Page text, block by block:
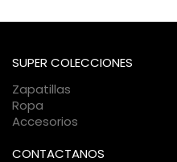
comercio electrónico,
SUPER COLECCIONES
Zapatillas
Ropa
Accesorios
CONTACTANOS